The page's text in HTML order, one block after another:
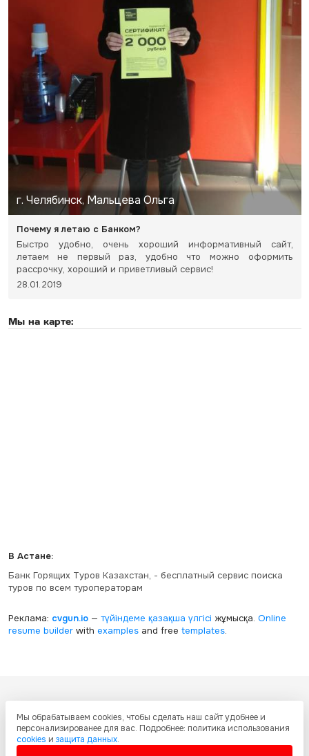
г. Челябинск, Мальцева Ольга
Почему я летаю с Банком?
Быстро удобно, очень хороший информативный сайт,
летаем не первый раз, удобно что можно оформить
рассрочку, хороший и приветливый сервис!
28.01.2019
Мы на карте:
В Астане:
Банк Горящих Туров Казахстан, - бесплатный сервис поиска
туров по всем туроператорам
Реклама: cvgun.io— түйіндеме қазақша үлгісі жұмысқа. Online
resume builderwith examplesand free templates.
графическое содержание, структуру и оформление страниц защищены
международными соглашениями и законодательством Республики
Казахстан об охране авторских прав и интеллектуальной собственности.
Мы обрабатываем cookies, чтобы сделать наш сайт удобнее и
персонализированее для вас. Подробнее: политика использования
cookies и защита данных.